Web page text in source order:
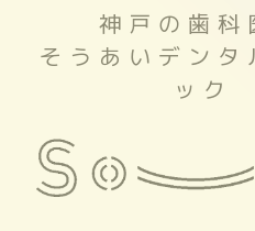
神戸の歯科
そうあいデンタ
ック